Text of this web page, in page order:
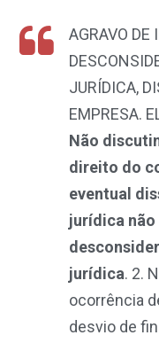
AGRAVO DE
JURÍDICA,
EMPRESA.
Não
direito do
eventual
jurídica
jurídica. 2.
ocorrência
desvio de